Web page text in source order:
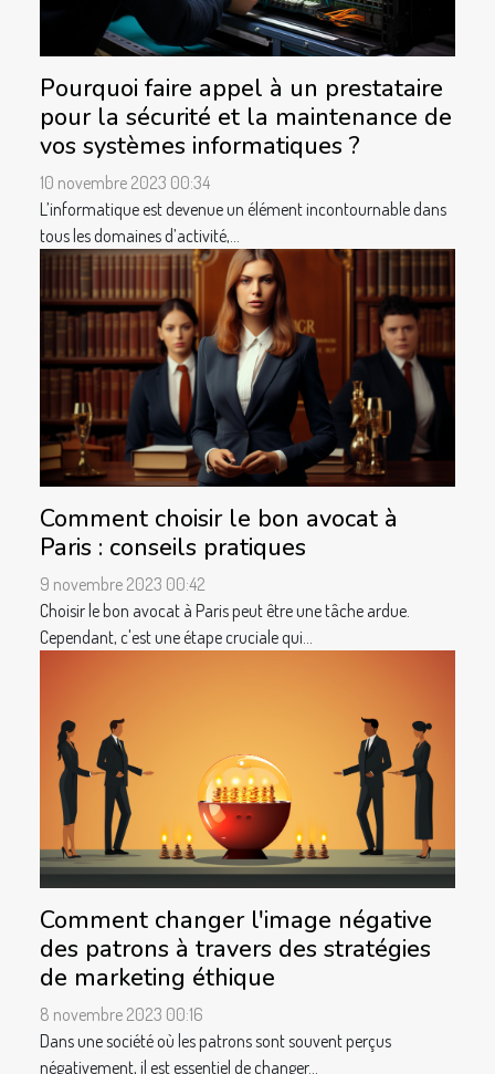
Pourquoi faire appel à un prestataire
pour la sécurité et la maintenance de
vos systèmes informatiques ?
10 novembre 2023 00:34
L’informatique est devenue un élément incontournable dans
tous les domaines d’activité,...
Comment choisir le bon avocat à
Paris : conseils pratiques
9 novembre 2023 00:42
Choisir le bon avocat à Paris peut être une tâche ardue.
Cependant, c'est une étape cruciale qui...
Comment changer l'image négative
des patrons à travers des stratégies
de marketing éthique
8 novembre 2023 00:16
Dans une société où les patrons sont souvent perçus
négativement, il est essentiel de changer...